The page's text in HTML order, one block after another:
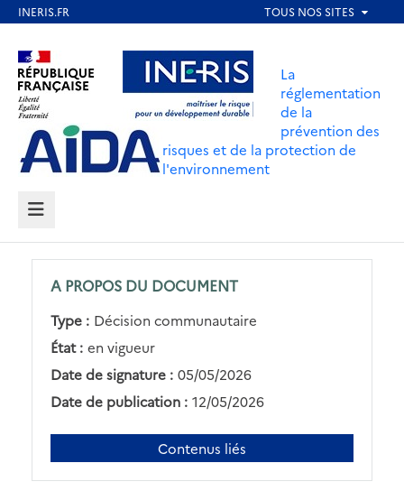
contenu
principal
Aller au contenu Aller au menu
Aller au pied de page
La
réglementation
de la
prévention des
risques et de la protection de
l'environnement
MENU
A PROPOS DU DOCUMENT
Type : Décision communautaire
État : en vigueur
Date de signature : 05/05/2026
Date de publication : 12/05/2026
Contenus liés